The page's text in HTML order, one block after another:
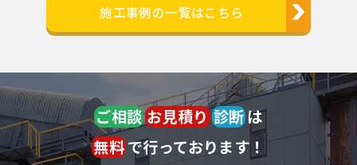
施工事例の一覧はこちら
ご相談 お見積り 診断は
無料で行っております！